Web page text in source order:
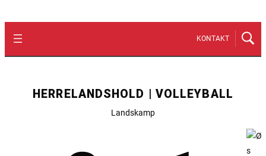
KONTAKT
HERRELANDSHOLD | VOLLEYBALL
Landskamp